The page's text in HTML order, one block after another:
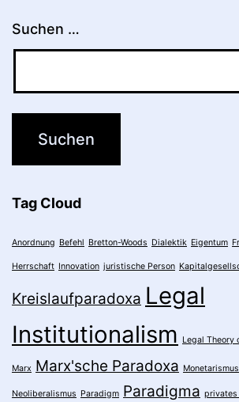
Suchen …
Tag Cloud
Anordnung Befehl Bretton-Woods Dialektik Eigentum
Herrschaft Innovation juristische Person
Kreislaufparadoxa Legal
Institutionalism
Legal Theory
Marx Marx'sche Paradoxa Monetarismus
Neoliberalismus Paradigm Paradigma privates